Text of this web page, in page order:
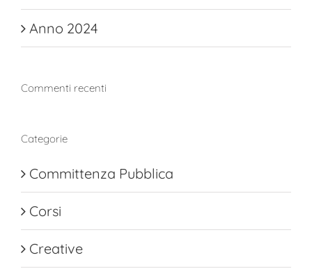
Anno 2024
Commenti recenti
Categorie
Committenza Pubblica
Corsi
Creative